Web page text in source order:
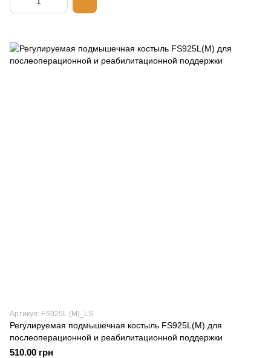
Артикул: FS925L (M)_LS
Регулируемая подмышечная костыль FS925L(M) для
послеоперационной и реабилитационной поддержки
510.00 грн